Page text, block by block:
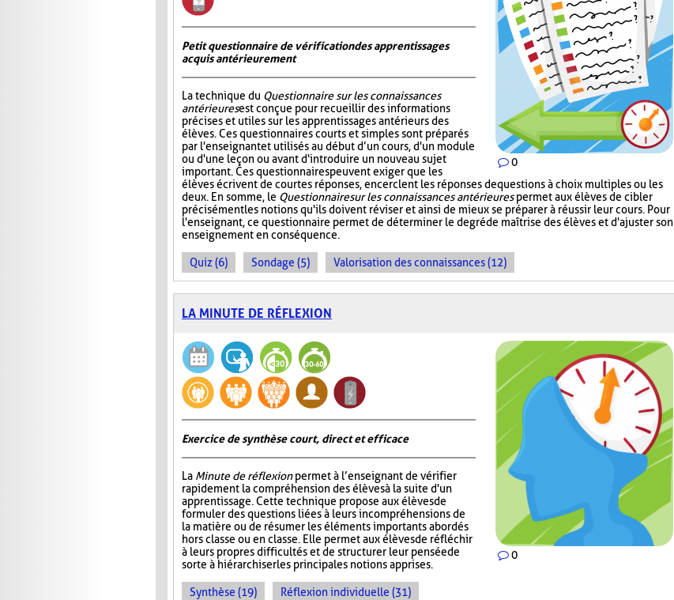
0
Petit questionnaire de vérification des apprentissages
acquis antérieurement
La technique du Questionnaire sur les connaissances
antérieuresest conçue pour recueillir des informations
précises et utiles sur les apprentissages antérieurs des
élèves. Ces questionnaires courts et simples sont préparés
par l'enseignant et utilisés au début d’un cours, d'un module
ou d'une leçon ou avant d'introduire un nouveau sujet
important. Ces questionnaires peuvent exiger que les
élèves écrivent de courtes réponses, encerclent les réponses de questions à choix multiples ou les
deux. En somme, le Questionnaire sur les connaissances antérieurespermet aux élèves de cibler
précisément les notions qu'ils doivent réviser et ainsi de mieux se préparer à réussir leur cours. Pour
l'enseignant, ce questionnaire permet de déterminer le degré de maîtrise des élèves et d'ajuster son
enseignement en conséquence.
Quiz (6) Sondage (5) Valorisation des connaissances (12)
LA MINUTE DE RÉFLEXION
0
Exercice de synthèse court, direct et efficace
La Minute de réflexionpermet à l’enseignant de vérifier
rapidement la compréhension des élèves à la suite d'un
apprentissage. Cette technique propose aux élèves de
formuler des questions liées à leurs incompréhensions de
la matière ou de résumer les éléments importants abordés
hors classe ou en classe. Elle permet aux élèves de réfléchir
à leurs propres difficultés et de structurer leur pensée de
sorte à hiérarchiser les principales notions apprises.
Synthèse (19) Réflexion individuelle (31)